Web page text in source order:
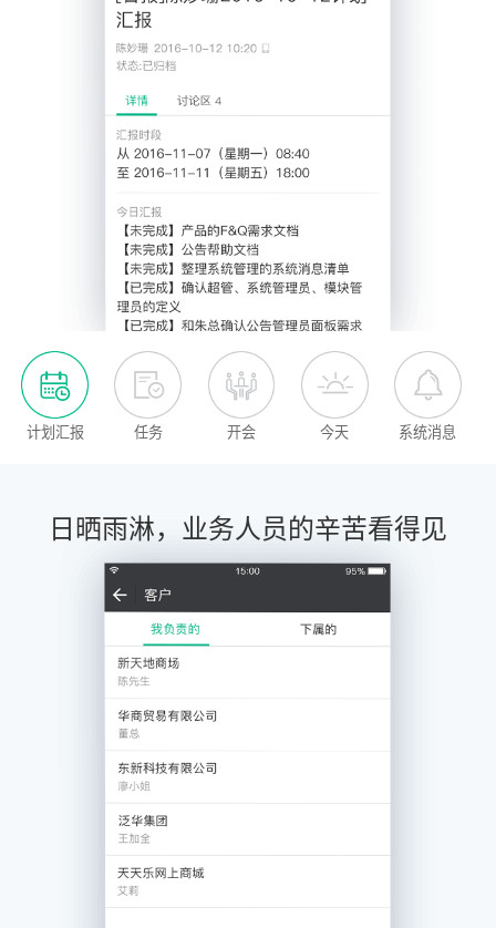
计划汇报 任务 开会 今天 系统消息
日晒雨淋，业务人员的辛苦看得见